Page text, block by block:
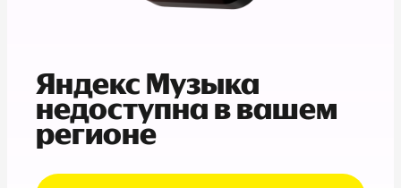
Яндекс Музыка
недоступна в вашем
регионе